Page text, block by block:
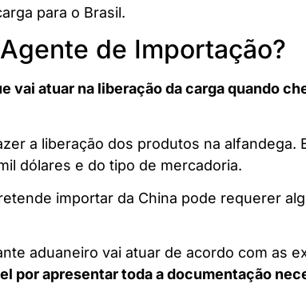
para o Brasil.
de Importação?
vai atuar na liberação da carga quando
a liberação dos produtos na alfandega.
dólares e do tipo de mercadoria.
importar da China pode requerer
aduaneiro vai atuar de acordo com as
por apresentar toda a documentação